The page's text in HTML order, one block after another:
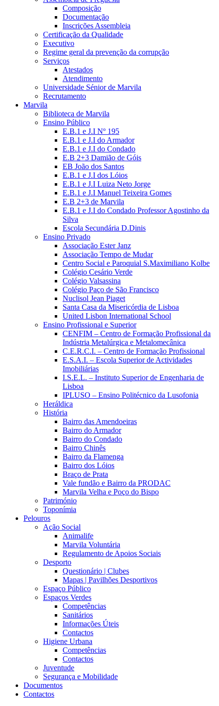
Composição
Documentação
Inscrições Assembleia
Certificação da Qualidade
Executivo
Regime geral da prevenção da corrupção
Serviços
Atestados
Atendimento
Universidade Sénior de Marvila
Recrutamento
Marvila
Biblioteca de Marvila
Ensino Público
E.B.1 e J.I Nº 195
E.B.1 e J.I do Armador
E.B.1 e J.I do Condado
E.B 2+3 Damião de Góis
EB João dos Santos
E.B.1 e J.I dos Lóios
E.B.1 e J.I Luiza Neto Jorge
E.B.1 e J.I Manuel Teixeira Gomes
E.B 2+3 de Marvila
E.B.1 e J.I do Condado Professor Agostinho da
Silva
Escola Secundária D.Dinis
Ensino Privado
Associação Ester Janz
Associação Tempo de Mudar
Centro Social e Paroquial S.Maximiliano Kolbe
Colégio Cesário Verde
Colégio Valsassina
Colégio Paço de São Francisco
Nuclisol Jean Piaget
Santa Casa da Misericórdia de Lisboa
United Lisbon International School
Ensino Profissional e Superior
CENFIM – Centro de Formação Profissional da
Indústria Metalúrgica e Metalomecânica
C.E.R.C.I. – Centro de Formação Profissional
E.S.A.I. – Escola Superior de Actividades
Imobiliárias
I.S.E.L. – Instituto Superior de Engenharia de
Lisboa
IPLUSO – Ensino Politécnico da Lusofonia
Heráldica
História
Bairro das Amendoeiras
Bairro do Armador
Bairro do Condado
Bairro Chinês
Bairro da Flamenga
Bairro dos Lóios
Braço de Prata
Vale fundão e Bairro da PRODAC
Marvila Velha e Poço do Bispo
Património
Toponímia
Pelouros
Ação Social
Animalife
Marvila Voluntária
Regulamento de Apoios Sociais
Desporto
Questionário | Clubes
Mapas | Pavilhões Desportivos
Espaço Público
Espaços Verdes
Competências
Sanitários
Informações Úteis
Contactos
Higiene Urbana
Competências
Contactos
Juventude
Segurança e Mobilidade
Documentos
Contactos